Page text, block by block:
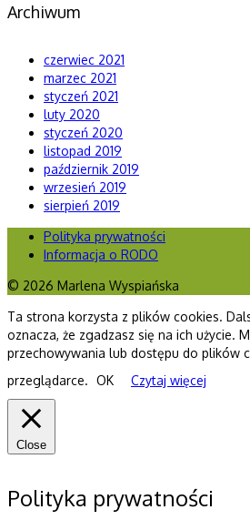
Archiwum
czerwiec 2021
marzec 2021
styczeń 2021
luty 2020
styczeń 2020
listopad 2019
październik 2019
wrzesień 2019
sierpień 2019
Polityka prywatności
Informacja o RODO
© 2026 Marlena Wyspiańska
Ta strona korzysta z plików cookies.
oznacza, że zgadzasz się na ich użycie.
przechowywania lub dostępu do plików
przeglądarce. OK Czytaj więcej
Close
Polityka prywatności